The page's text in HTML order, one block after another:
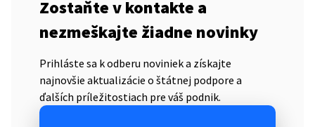
Zostaňte v kontakte a
nezmeškajte žiadne novinky
Prihláste sa k odberu noviniek a získajte
najnovšie aktualizácie o štátnej podpore a
ďalších príležitostiach pre váš podnik.